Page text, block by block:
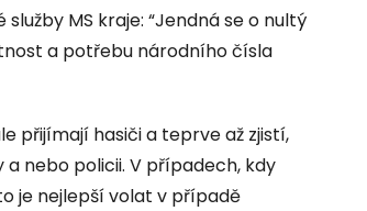
MS kraje: “Jendná se o nultý
a potřebu národního čísla
přijímají hasiči a teprve až zjistí,
nebo policii. V případech, kdy
je nejlepší volat v případě